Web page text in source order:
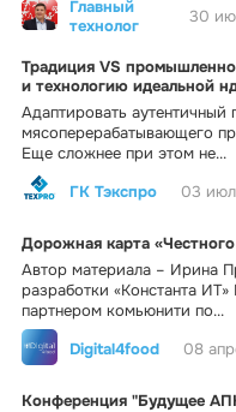
Главный
технолог
30
Традиция VS
и технологию идеальной
Адаптировать
мясоперерабатывающего
Еще сложнее при этом не...
ГК Тэкспро
03
Дорожная карта
Автор материала – Ирина
разработки «Константа
партнером комьюнити по...
Digital4food
08
Конференция "Будущее